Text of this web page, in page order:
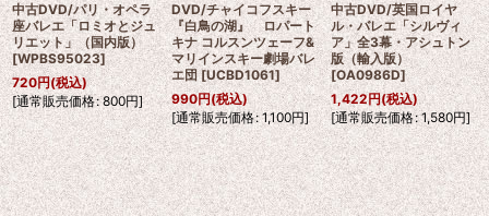
中古DVD/パリ・オペラ
座バレエ「ロミオとジュ
リエット」（国内版）
[WPBS95023]
720円(税込)
[通常販売価格: 800円]
DVD/チャイコフスキー
『白鳥の湖』 ロパート
キナ コルスンツェーフ&
マリインスキー劇場バレ
エ団 [UCBD1061]
990円(税込)
[通常販売価格: 1,100円]
中古DVD/英国ロイヤ
ル・バレエ「シルヴィ
ア」全3幕・アシュトン
版（輸入版）
[OA0986D]
1,422円(税込)
[通常販売価格: 1,580円]